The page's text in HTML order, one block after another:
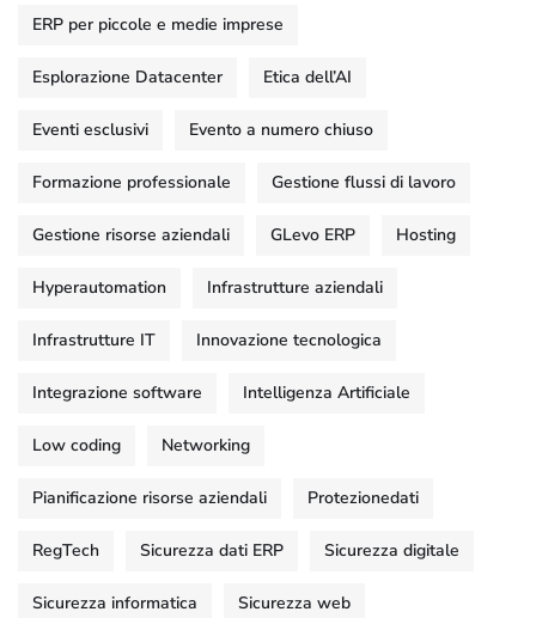
ERP per piccole e medie imprese
Esplorazione Datacenter Etica dell’AI
Eventi esclusivi Evento a numero chiuso
Formazione professionale Gestione flussi di lavoro
Gestione risorse aziendali GLevo ERP Hosting
Hyperautomation Infrastrutture aziendali
Infrastrutture IT Innovazione tecnologica
Integrazione software Intelligenza Artificiale
Low coding Networking
Pianificazione risorse aziendali Protezionedati
RegTech Sicurezza dati ERP Sicurezza digitale
Sicurezza informatica Sicurezza web